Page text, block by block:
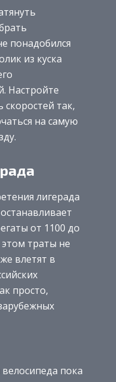
понадобился
из куска
Настройте
так,
на самую
лигерада
от 1100 до
траты не
влетят в
просто,
пока